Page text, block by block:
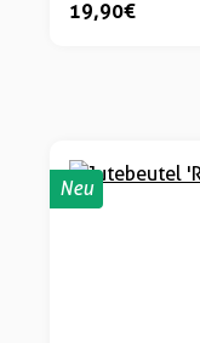
19,90 €
Neu